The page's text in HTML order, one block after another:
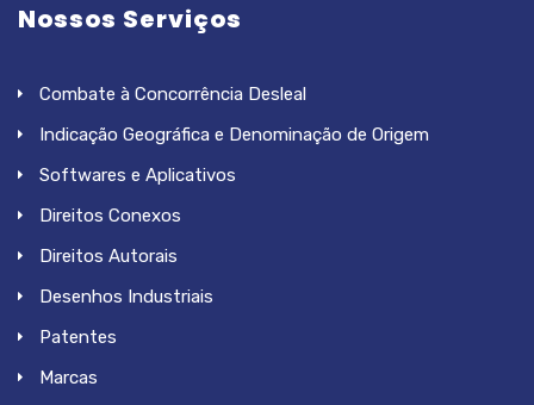
Nossos Serviços
Combate à Concorrência Desleal
Indicação Geográfica e Denominação de Origem
Softwares e Aplicativos
Direitos Conexos
Direitos Autorais
Desenhos Industriais
Patentes
Marcas